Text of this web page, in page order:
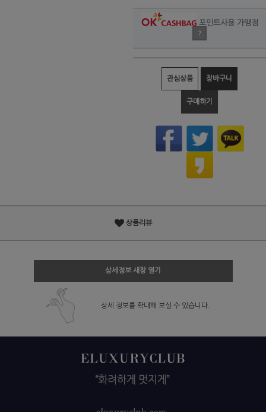
포인트사용 가맹점
?
관심상품 장바구니
구매하기
상품리뷰
상세정보 새창 열기
상세 정보를 확대해 보실 수 있습니다.